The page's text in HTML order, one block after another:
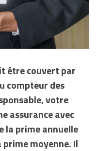
être couvert par
compteur des
votre
assurance avec
la prime annuelle
moyenne. Il